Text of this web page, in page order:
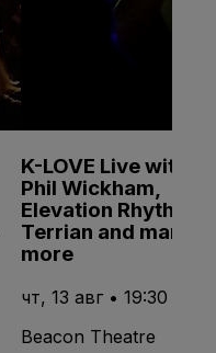
K-LOVE Live with
Phil Wickham,
Elevation Rhythm,
Terrian and many
more
чт, 13 авг • 19:30
Beacon Theatre